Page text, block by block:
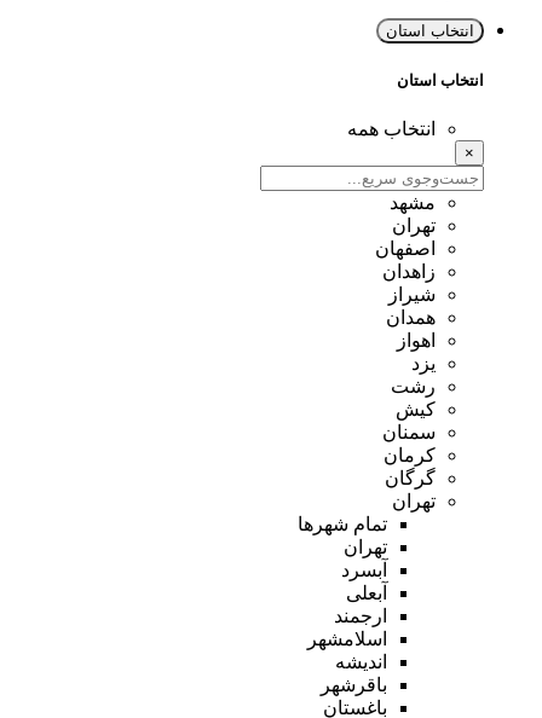
انتخاب استان
انتخاب استان
انتخاب همه
×
مشهد
تهران
اصفهان
زاهدان
شیراز
همدان
اهواز
یزد
رشت
کیش
سمنان
کرمان
گرگان
تهران
تمام شهر‌ها
تهران
آبسرد
آبعلی
ارجمند
اسلامشهر
اندیشه
باقرشهر
باغستان